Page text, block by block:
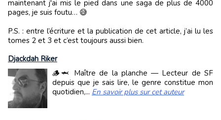
maintenant j'ai mis le pied dans une saga de plus de 4000
pages, je suis foutu… 😅
P.S. : entre l’écriture et la publication de cet article, j’ai lu les
tomes 2 et 3 et c’est toujours aussi bien.
Djackdah Riker
🪵🦈 Maître de la planche — Lecteur de SF
depuis que je sais lire, le genre constitue mon
quotidien,... En savoir plus sur cet auteur